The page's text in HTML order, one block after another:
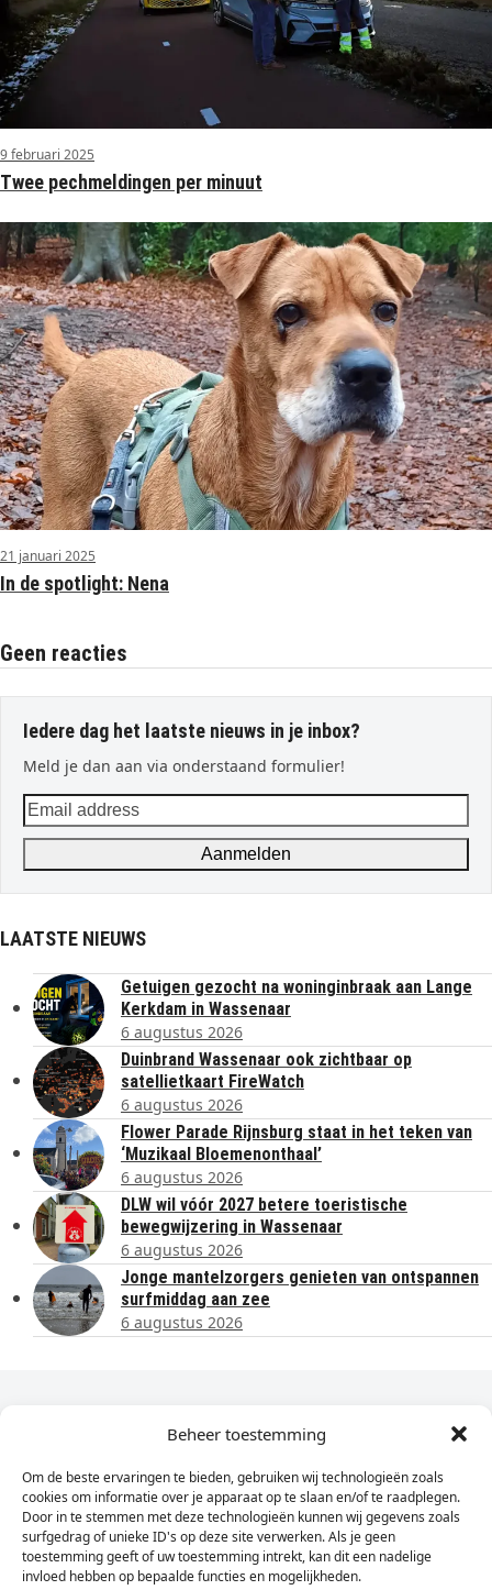
Beheer toestemming
Om de beste ervaringen te bieden, gebruiken wij technologieën zoals
cookies om informatie over je apparaat op te slaan en/of te raadplegen.
Door in te stemmen met deze technologieën kunnen wij gegevens zoals
surfgedrag of unieke ID's op deze site verwerken. Als je geen
toestemming geeft of uw toestemming intrekt, kan dit een nadelige
invloed hebben op bepaalde functies en mogelijkheden.
9 februari 2025
Twee pechmeldingen per minuut
21 januari 2025
In de spotlight: Nena
Geen reacties
Iedere dag het laatste nieuws in je inbox?
Meld je dan aan via onderstaand formulier!
Email
address
Aanmelden
LAATSTE NIEUWS
Getuigen gezocht na woninginbraak aan Lange
Kerkdam in Wassenaar
6 augustus 2026
Duinbrand Wassenaar ook zichtbaar op
satellietkaart FireWatch
6 augustus 2026
Flower Parade Rijnsburg staat in het teken van
‘Muzikaal Bloemenonthaal’
6 augustus 2026
DLW wil vóór 2027 betere toeristische
bewegwijzering in Wassenaar
6 augustus 2026
Jonge mantelzorgers genieten van ontspannen
surfmiddag aan zee
6 augustus 2026
Dagelijks het laatste nieuws in je e-mail?
Vul
hier
je
e-
Sign Up